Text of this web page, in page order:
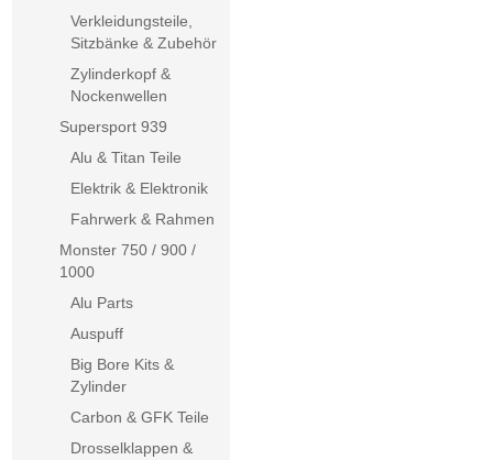
Verkleidungsteile,
Sitzbänke & Zubehör
Zylinderkopf &
Nockenwellen
Supersport 939
Alu & Titan Teile
Elektrik & Elektronik
Fahrwerk & Rahmen
Monster 750 / 900 /
1000
Alu Parts
Auspuff
Big Bore Kits &
Zylinder
Carbon & GFK Teile
Drosselklappen &